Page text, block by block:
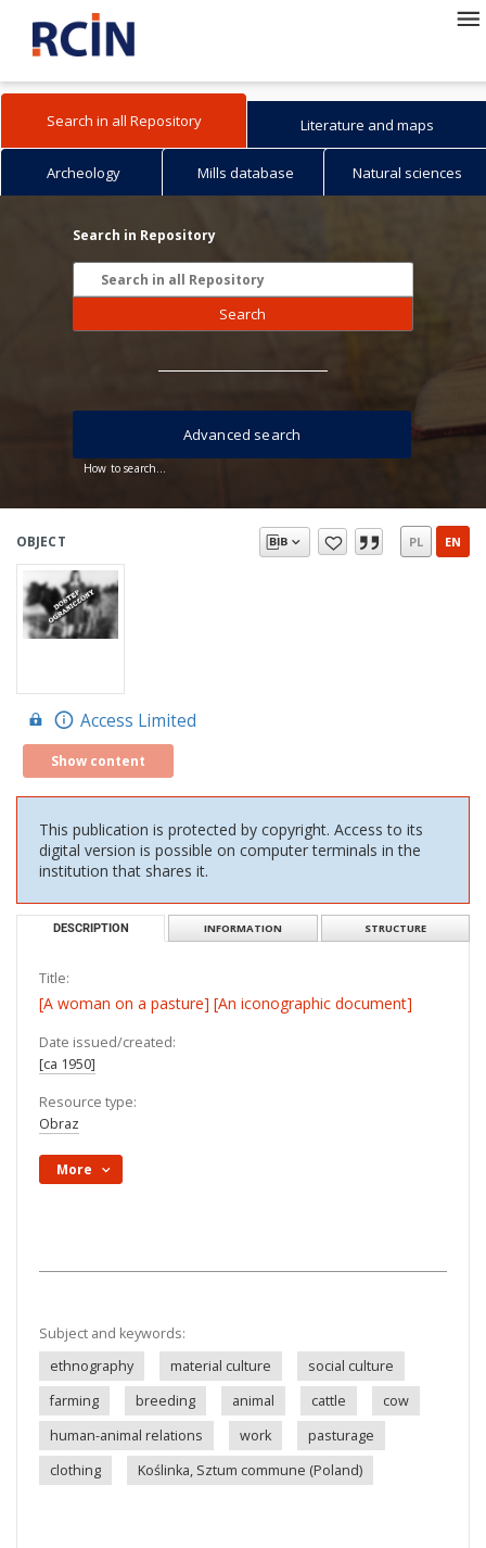
Search in all Repository Literature and maps
Archeology Mills database Natural sciences
Search in Repository
Search
How to search...
Advanced search
OBJECT PL EN
Access Limited
Show content
This publication is protected by copyright. Access to its
digital version is possible on computer terminals in the
institution that shares it.
DESCRIPTION INFORMATION STRUCTURE
Title:
[A woman on a pasture] [An iconographic document]
Date issued/created:
[ca 1950]
Resource type:
Obraz
More
Subject and keywords:
ethnography
material culture
social culture
farming
breeding animal cattle
cow
human-animal relations
work
pasturage
clothing
Koślinka, Sztum commune (Poland)